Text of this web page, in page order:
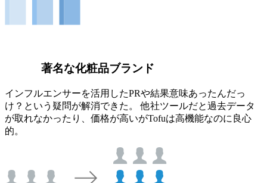
著名な化粧品ブランド
インフルエンサーを活用したPRや結果意味あったんだっ
け？という疑問が解消できた。 他社ツールだと過去データ
が取れなかったり、価格が高いがTofuは高機能なのに良心
的。